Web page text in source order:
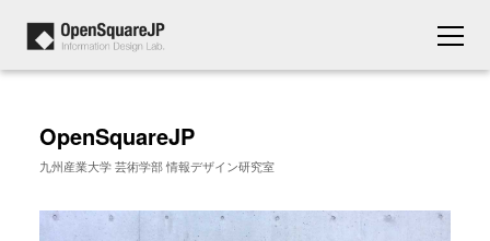
OpenSquareJP
九州産業大学 芸術学部 情報デザイン研究室